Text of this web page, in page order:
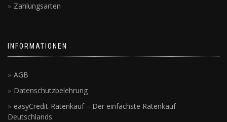
Zahlungsarten
INFORMATIONEN
AGB
Datenschutzbelehrung
easyCredit-Ratenkauf – Der einfachste Ratenkauf
Deutschlands.